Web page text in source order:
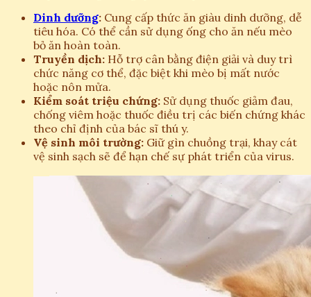
Dinh dưỡng: Cung cấp thức ăn giàu dinh dưỡng, dễ
tiêu hóa. Có thể cần sử dụng ống cho ăn nếu mèo
bỏ ăn hoàn toàn.
Truyền dịch: Hỗ trợ cân bằng điện giải và duy trì
chức năng cơ thể, đặc biệt khi mèo bị mất nước
hoặc nôn mửa.
Kiểm soát triệu chứng: Sử dụng thuốc giảm đau,
chống viêm hoặc thuốc điều trị các biến chứng khác
theo chỉ định của bác sĩ thú y.
Vệ sinh môi trường: Giữ gìn chuồng trại, khay cát
vệ sinh sạch sẽ để hạn chế sự phát triển của virus.